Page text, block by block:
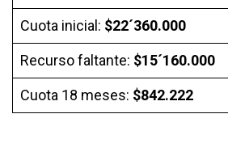
Cuota inicial: $22´360.000
Recurso faltante: $15´160.000
Cuota 18 meses: $842.222